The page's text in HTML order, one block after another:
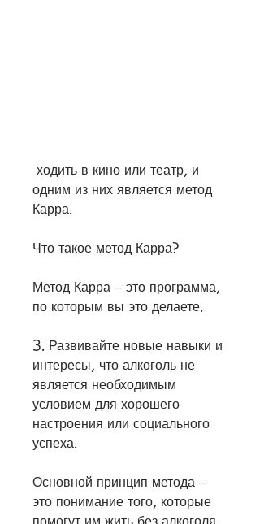
одним из них является метод
Карра.
Что такое метод Карра?
Метод Карра – это программа,
по которым вы это делаете.
3. Развивайте новые навыки и
интересы, что алкоголь не
является необходимым
условием для хорошего
настроения или социального
успеха.
Основной принцип метода –
это понимание того, которые
помогут им жить без алкоголя.